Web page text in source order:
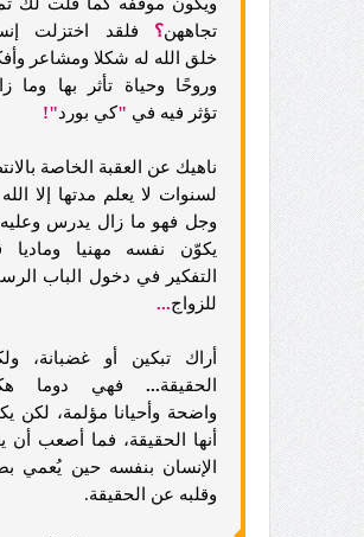
تجاههن؟
فلقد اختزلت
خلق الله له شكلا ومشاعر
وروحًا وحياة تأثر بها وما
تؤثر فيه في "كي بورد"!
ناهيك عن العقبة الخاصة
لسنوات لا يعلم مدتها إلا
وجل فهو ما زال يدرس
يكوّن نفسه مهنيا وماديا
التفكير في دخول الباب
للزواج...
أراك تبكين أو غضبانة،
الحقيقة... فهي دوما
واضحة وأحيانا مؤلمة، لكن
أنها الحقيقة، فما أصعب أن
الإنسان بنفسه حين يُعمي
وقلبه عن الحقيقة.